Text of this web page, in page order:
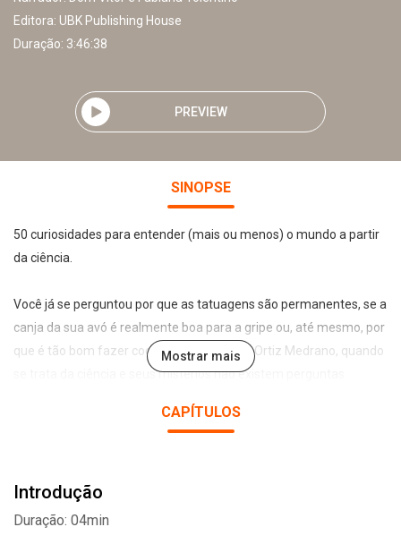
Editora: UBK Publishing House
Duração: 3:46:38
PREVIEW
SINOPSE
50 curiosidades para entender (mais ou menos) o mundo a partir
da ciência.
Você já se perguntou por que as tatuagens são permanentes, se a
canja da sua avó é realmente boa para a gripe ou, até mesmo, por
que é tão bom fazer cocô? Para Alejandra Ortiz Medrano, quando
se trata da ciência e seus mistérios não existem perguntas
maneiras que essa bióloga encontra para esclarecer certos
ADVERTÊNCIA! Qualquer semelhança com a realidade (não) é
mera coincidência. Os dados apresentados aqui são baseados em
Mostrar mais
CAPÍTULOS
Introdução
Duração: 04min